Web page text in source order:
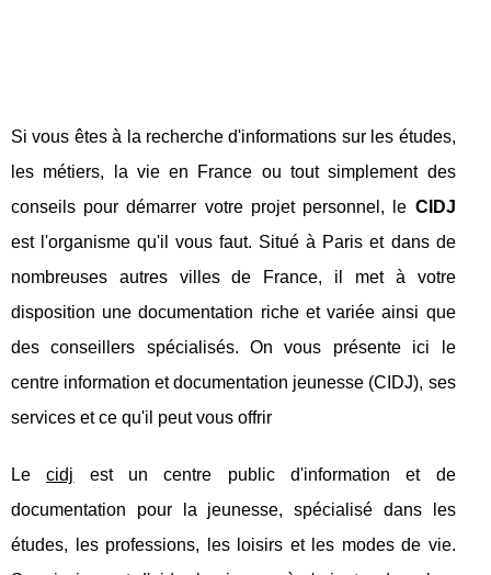
Si vous êtes à la recherche d'informations sur les études,
les métiers, la vie en France ou tout simplement des
conseils pour démarrer votre projet personnel, le CIDJ
est l'organisme qu'il vous faut. Situé à Paris et dans de
nombreuses autres villes de France, il met à votre
disposition une documentation riche et variée ainsi que
des conseillers spécialisés. On vous présente ici le
centre information et documentation jeunesse (CIDJ), ses
services et ce qu'il peut vous offrir
Lecidj est un centre public d'information et de
documentation pour la jeunesse, spécialisé dans les
études, les professions, les loisirs et les modes de vie.